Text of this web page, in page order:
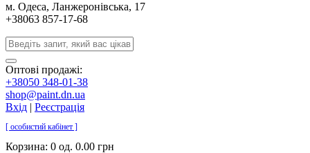
м. Одеса, Ланжеронiвська, 17
+38063 857-17-68
Оптові продажі:
+38050 348-01-38
shop@paint.dn.ua
Вхід | Реєстрація
[ особистий кабінет ]
Корзина: 0 од. 0.00 грн